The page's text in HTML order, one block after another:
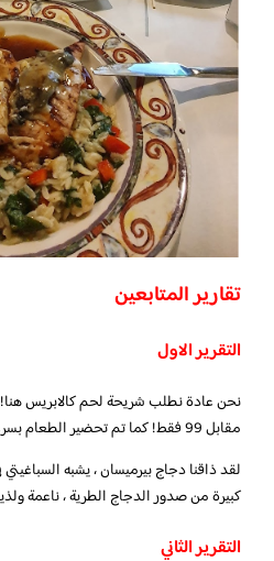
تقارير المتابعين
التقرير الاول
نحن عادة نطلب شريحة لحم كالابريس
مقابل 99 فقط! كما تم تحضير الطعام بسرعة أيضًا!
لقد ذاقنا دجاج بيرميسان ، يشبه
كبيرة من صدور الدجاج الطرية ، ناعمة
التقرير الثاني